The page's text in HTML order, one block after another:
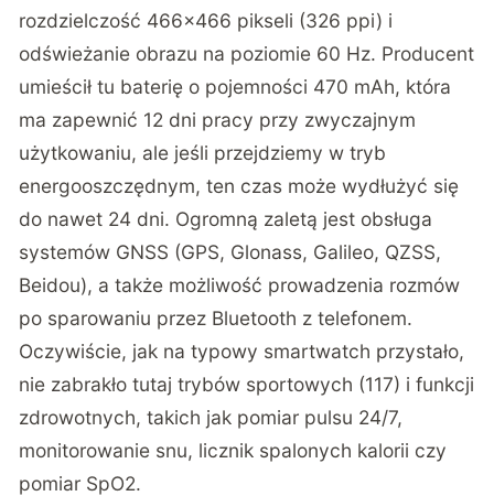
rozdzielczość 466×466 pikseli (326 ppi) i
odświeżanie obrazu na poziomie 60 Hz. Producent
umieścił tu baterię o pojemności 470 mAh, która
ma zapewnić 12 dni pracy przy zwyczajnym
użytkowaniu, ale jeśli przejdziemy w tryb
energooszczędnym, ten czas może wydłużyć się
do nawet 24 dni. Ogromną zaletą jest obsługa
systemów GNSS (GPS, Glonass, Galileo, QZSS,
Beidou), a także możliwość prowadzenia rozmów
po sparowaniu przez Bluetooth z telefonem.
Oczywiście, jak na typowy smartwatch przystało,
nie zabrakło tutaj trybów sportowych (117) i funkcji
zdrowotnych, takich jak pomiar pulsu 24/7,
monitorowanie snu, licznik spalonych kalorii czy
pomiar SpO2.